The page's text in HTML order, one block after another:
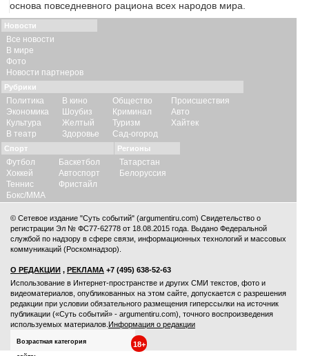
основа повседневного рациона всех народов мира.
Новости
Все новости
В мире
Фото
Новости партнеров
Рубрики
Политика
Экономика
Культура
В театр
В кино
Шоубиз
Желтый
Здоровье
Общество
Криминал
Туризм
Сад-огород
Происшествия
Авто
Хайтек
Спорт
Футбол
Хоккей
Теннис
Бокс/ММА
Баскетбол
Автоспорт
Фристайл
Регионы
Татарстан
Белоруссия
© Сетевое издание "Суть событий" (argumentiru.com) Свидетельство о
регистрации Эл № ФС77-62778 от 18.08.2015 года. Выдано Федеральной
службой по надзору в сфере связи, информационных технологий и массовых
коммуникаций (Роскомнадзор).
О РЕДАКЦИИ , РЕКЛАМА +7 (495) 638-52-63
Использование в Интернет-пространстве и других СМИ текстов, фото и
видеоматериалов, опубликованных на этом сайте, допускается с разрешения
редакции при условии обязательного размещения гиперссылки на источник
публикации («Суть событий» - argumentiru.com), точного воспроизведения
используемых материалов. Информация о редакции
Возрастная категория 18+